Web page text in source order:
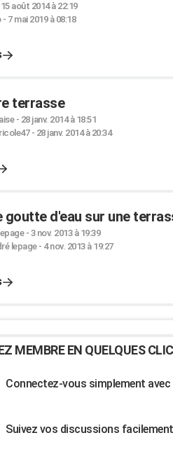
15 août 2014 à 22:19
- 7 mai 2019 à 08:18
terrasse
- 28 janv. 2014 à 18:51
- 28 janv. 2014 à 20:34
goutte d'eau sur une
- 3 nov. 2013 à 19:39
lepage- 4 nov. 2013 à 19:27
MEMBRE EN QUELQUES
Connectez-vous simplement
Suivez vos discussions